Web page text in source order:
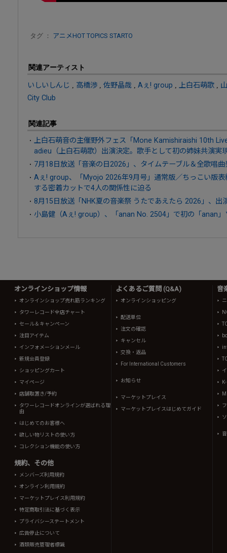
タグ ： アニメHOT TOPICS STARTO
関連アーティスト
いしいしんじ 高橋渉 佐野晶哉 Aぇ! group 上白石萌歌
City Club
関連記事
上白石萌音の主催野外フェス「Mone Kamishiraishi 10th
adieu（上白石萌歌）出演決定。歌手として初の姉妹共演実
7月18日放送「音楽の日2026」、タイムテーブル＆全歌唱曲
Aぇ! group、「Myojo 2026年9月号」通常版／ちっこい版
する密着カットで4人の関係性に迫る
8月15日放送「NHK夏の音楽祭 うたであえたら 2026」、出
小島健（Aぇ! group）、「anan No. 2504」で初の「anan」
オンラインショップ情報
オンラインショップ売れ筋ランキング
タワーレコード全店チャート
セール＆キャンペーン
注目アイテム
インフォメーションメール
新規会員登録
ショッピングカート
マイページ
店舗取置き/予約
タワーレコードオンラインが選ばれる理
由
はじめてのお客様へ
欲しい物リストの使い方
コレクション機能の使い方
規約、その他
メンバーズ利用規約
オンライン利用規約
マーケットプレイス利用規約
特定商取引法に基づく表示
プライバシーステートメント
広告停止について
酒類販売管理者標識
よくあるご質問 (Q&A)
オンラインショッピング
配送単位
注文の確認
キャンセル
交換・返品
For International Customers
お知らせ
マーケットプレイス
マーケットプレイスはじめてガイド
音